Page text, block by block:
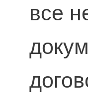
все